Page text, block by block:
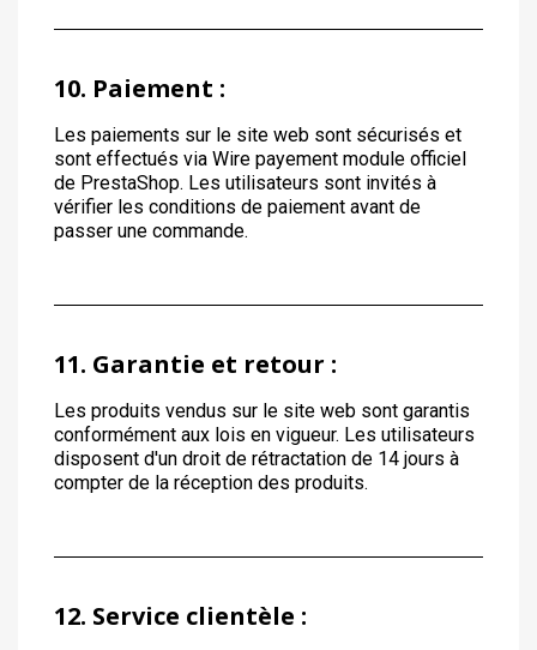
10. Paiement :
Les paiements sur le site web sont sécurisés et
sont effectués via Wire payement module officiel
de PrestaShop. Les utilisateurs sont invités à
vérifier les conditions de paiement avant de
passer une commande.
11. Garantie et retour :
Les produits vendus sur le site web sont garantis
conformément aux lois en vigueur. Les utilisateurs
disposent d'un droit de rétractation de 14 jours à
compter de la réception des produits.
12. Service clientèle :